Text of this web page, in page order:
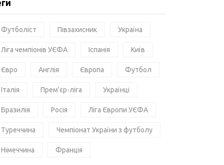
Футболіст Півзахисник Україна
Ліга чемпіонів УЄФА Іспанія Київ
Євро Англія Європа Футбол
Італія Прем'єр-ліга Українці
Бразилія Росія Ліга Європи УЄФА
Туреччина Чемпіонат України з футболу
Німеччина Франція